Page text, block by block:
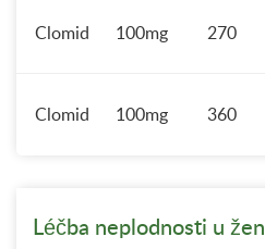
Clomid 100mg 270
Clomid 100mg 360
Léčba neplodnosti u žen